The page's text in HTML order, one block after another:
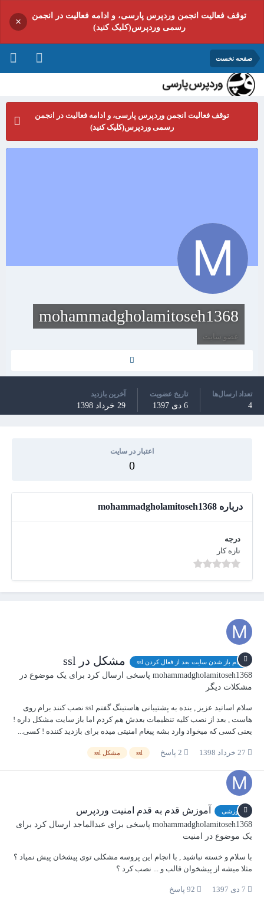
توقف فعالیت انجمن وردپرس پارسی، و ادامه فعالیت در انجمن
رسمی وردپرس(کلیک کنید)
×
صفحه نخست
توقف فعالیت انجمن وردپرس پارسی، و ادامه فعالیت در انجمن
رسمی وردپرس(کلیک کنید)
mohammadgholamitoseh1368
عضو سایت
تعداد ارسال‌ها
4
تاریخ عضویت
6 دی 1397
آخرین بازدید
29 خرداد 1398
اعتبار در سایت
0
درباره mohammadgholamitoseh1368
درجه
تازه کار
عدم باز شدن سایت بعد از فعال کردن ssl مشکل در ssl
mohammadgholamitoseh1368 پاسخی ارسال کرد برای یک موضوع در
مشکلات دیگر
سلام اساتید عزیز , بنده به پشتیبانی هاستینگ گفتم ssl نصب کنند برام روی
هاست , بعد از نصب کلیه تنظیمات بعدش هم کردم اما باز سایت مشکل داره !
یعنی کسی که میخواد وارد بشه پیغام امنیتی میده برای بازدید کننده ! کسی...
27 خرداد 1398 ssl مشکل ssl
آموزشی آموزش قدم به قدم امنیت وردپرس
mohammadgholamitoseh1368 پاسخی برای عبدالماجد ارسال کرد برای
یک موضوع در
امنیت
با سلام و خسته نباشید , با انجام این پروسه مشکلی توی پیشخان پیش نمیاد ؟
مثلا میشه از پیشخوان قالب و ... نصب کرد ؟
7 دی 1397